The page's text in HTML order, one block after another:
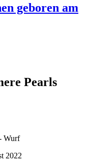
geboren am
Pearls
Wurf
2022